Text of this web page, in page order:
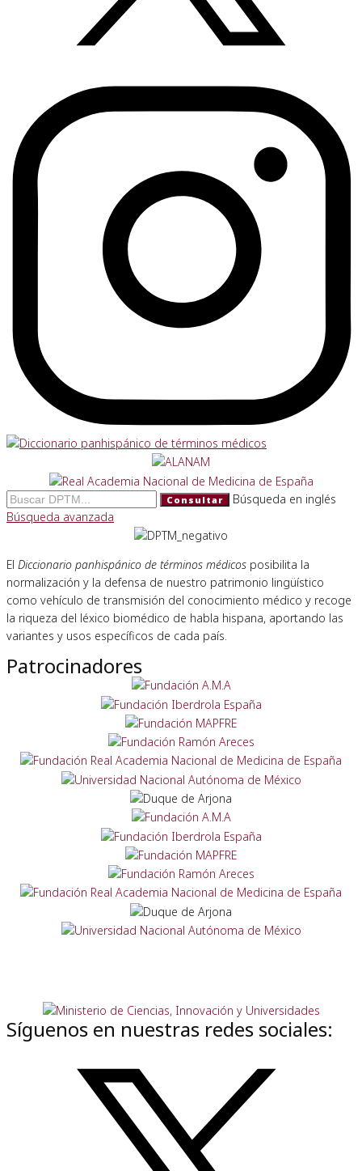
Consultar
Búsqueda en inglés
Búsqueda avanzada
El Diccionario panhispánico de términos médicos posibilita la
normalización y la defensa de nuestro patrimonio lingüístico
como vehículo de transmisión del conocimiento médico y recoge
la riqueza del léxico biomédico de habla hispana, aportando las
variantes y usos específicos de cada país.
Patrocinadores
Síguenos en nuestras redes sociales: